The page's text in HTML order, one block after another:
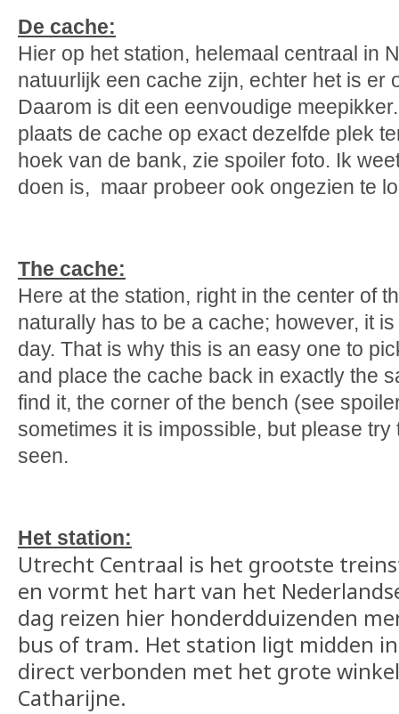
De cache:
Hier op het station, helemaal centraal in
natuurlijk een cache zijn, echter het is er
Daarom is dit een eenvoudige
plaats de cache op exact dezelfde plek
hoek van de bank, zie spoiler foto. Ik
doen is, maar probeer ook ongezien te
The cache:
Here at the station, right in the center of
naturally has to be a cache; however, it
day. That is why this is an easy one to
and place the cache back in exactly the
find it, the corner of the bench (see
sometimes it is impossible, but please try
seen.
Het station:
Utrecht Centraal is het grootste
en vormt het hart van het
dag reizen hier honderdduizenden
bus of tram. Het station ligt midden
direct verbonden met het grote
Catharijne.